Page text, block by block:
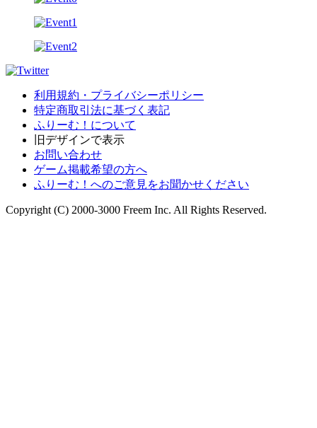
利用規約・プライバシーポリシー
特定商取引法に基づく表記
ふりーむ！について
旧デザインで表示
お問い合わせ
ゲーム掲載希望の方へ
ふりーむ！へのご意見をお聞かせください
Copyright (C) 2000-3000 Freem Inc. All Rights Reserved.